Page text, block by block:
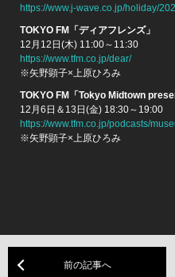
https://www.j-wave.co.jp/holiday/
TOKYO FM「ディアフレンズ」
12月12日(木) 11:00～11:30
https://www.tfm.co.jp/dear/
※矢野顕子×上原ひろみ
TOKYO FM「Tokyo Midtown
12月6日＆13日(金) 18:30～19:00
https://www.tfm.co.jp/podcasts/
※矢野顕子×上原ひろみ
前の記事へ